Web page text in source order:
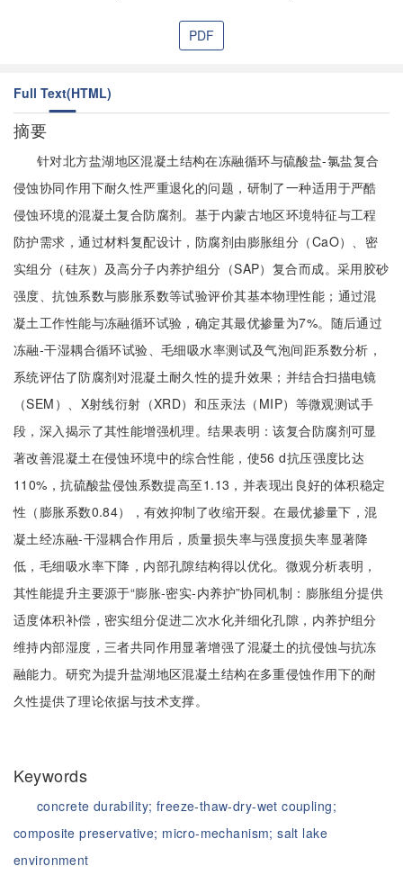
PDF
Full Text(HTML)
摘要
针对北方盐湖地区混凝土结构在冻融循环与硫酸盐-氯盐复合
侵蚀协同作用下耐久性严重退化的问题，研制了一种适用于严酷
侵蚀环境的混凝土复合防腐剂。基于内蒙古地区环境特征与工程
防护需求，通过材料复配设计，防腐剂由膨胀组分（CaO）、密
实组分（硅灰）及高分子内养护组分（SAP）复合而成。采用胶砂
强度、抗蚀系数与膨胀系数等试验评价其基本物理性能；通过混
凝土工作性能与冻融循环试验，确定其最优掺量为7%。随后通过
冻融-干湿耦合循环试验、毛细吸水率测试及气泡间距系数分析，
系统评估了防腐剂对混凝土耐久性的提升效果；并结合扫描电镜
（SEM）、X射线衍射（XRD）和压汞法（MIP）等微观测试手
段，深入揭示了其性能增强机理。结果表明：该复合防腐剂可显
著改善混凝土在侵蚀环境中的综合性能，使56 d抗压强度比达
110%，抗硫酸盐侵蚀系数提高至1.13，并表现出良好的体积稳定
性（膨胀系数0.84），有效抑制了收缩开裂。在最优掺量下，混
凝土经冻融-干湿耦合作用后，质量损失率与强度损失率显著降
低，毛细吸水率下降，内部孔隙结构得以优化。微观分析表明，
其性能提升主要源于“膨胀‑密实‑内养护”协同机制：膨胀组分提供
适度体积补偿，密实组分促进二次水化并细化孔隙，内养护组分
维持内部湿度，三者共同作用显著增强了混凝土的抗侵蚀与抗冻
融能力。研究为提升盐湖地区混凝土结构在多重侵蚀作用下的耐
久性提供了理论依据与技术支撑。
Keywords
concrete durability; freeze-thaw-dry-wet coupling;
composite preservative; micro-mechanism;salt lake
environment